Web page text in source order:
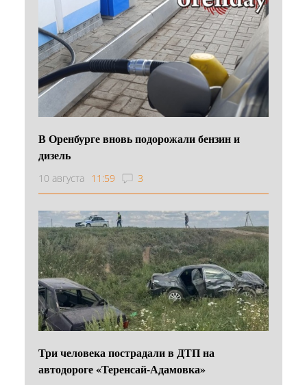
В Оренбурге вновь подорожали бензин и
дизель
10 августа 11:59 3
Три человека пострадали в ДТП на
автодороге «Теренсай-Адамовка»